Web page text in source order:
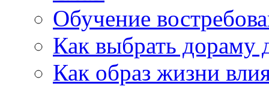
Обучение
Как выбрать дораму
Как образ жизни